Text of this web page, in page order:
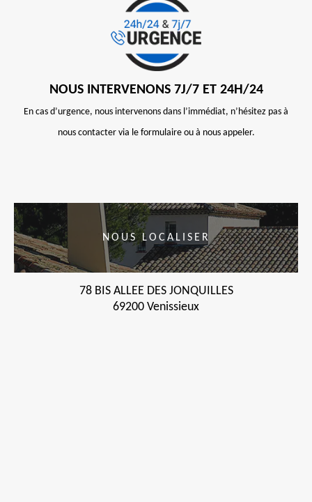
NOUS INTERVENONS 7J/7 ET 24H/24
En cas d’urgence, nous intervenons dans l’immédiat, n’hésitez pas à
nous contacter via le formulaire ou à nous appeler.
NOUS LOCALISER
78 BIS ALLEE DES JONQUILLES
69200 Venissieux